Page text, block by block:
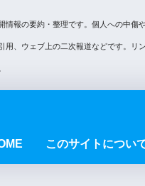
報の要約・整理です。個人への中傷
、ウェブ上の二次報道などです。
このサイトについ